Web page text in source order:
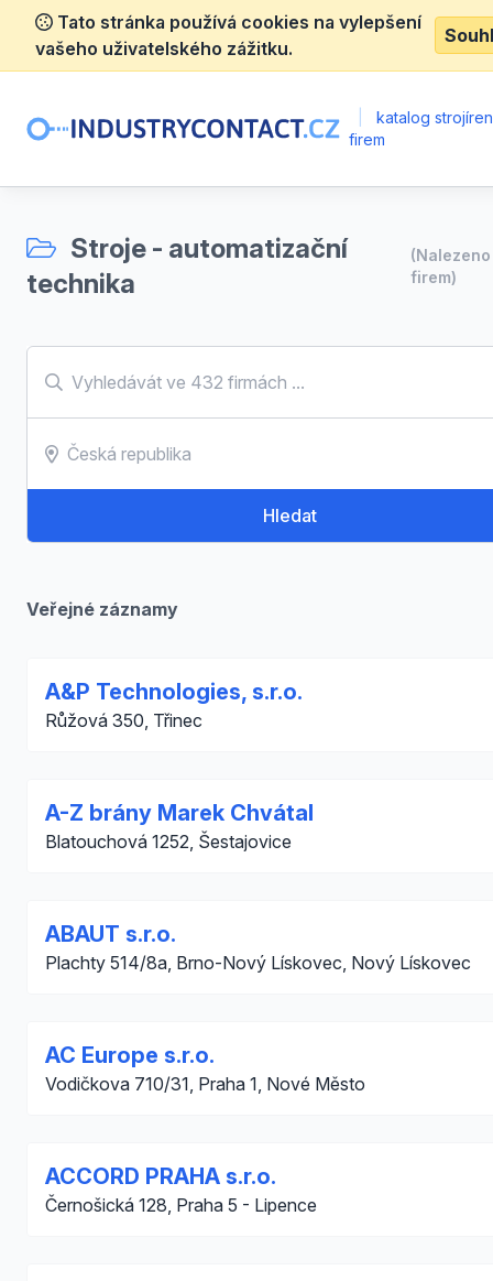
Tato stránka používá cookies na vylepšení
vašeho uživatelského zážitku.
katalog
firem
Stroje - automatizační
technika
firem)
Hledat
Veřejné záznamy
A&P Technologies, s.r.o.
Růžová 350, Třinec
A-Z brány Marek Chvátal
Blatouchová 1252, Šestajovice
ABAUT s.r.o.
Plachty 514/8a, Brno-Nový Lískovec, Nový Lískovec
AC Europe s.r.o.
Vodičkova 710/31, Praha 1, Nové Město
ACCORD PRAHA s.r.o.
Černošická 128, Praha 5 - Lipence